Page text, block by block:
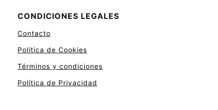
CONDICIONES LEGALES
Contacto
Política de Cookies
Términos y condiciones
Política de Privacidad